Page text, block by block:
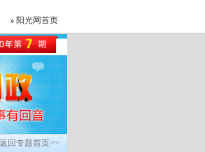
阳光网首页
返回专题首页>>